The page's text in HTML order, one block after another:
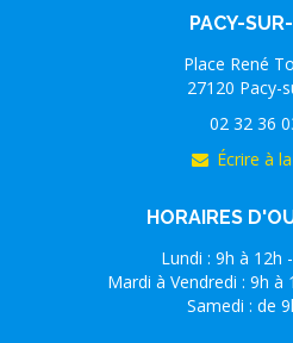
PACY-
Place René
27120 Pacy-
02 32 36
Écrire à
HORAIRES
Lundi : 9h à 12h
Mardi à Vendredi : 9h à
Samedi : de